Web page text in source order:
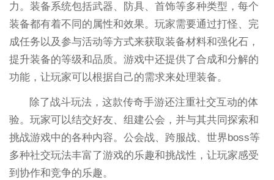
力。装备系统包括武器、防具、首饰等多种类型，每个
装备都有着不同的属性和效果。玩家需要通过打怪、完
成任务以及参与活动等方式来获取装备材料和强化石，
提升装备的等级和品质。游戏中还提供了合成和分解的
功能，让玩家可以根据自己的需求来处理装备。
除了战斗玩法，这款传奇手游还注重社交互动的体
验。玩家可以结交好友、组建公会，并与其共同探索和
挑战游戏中的各种内容。公会战、跨服战、世界boss等
多种社交玩法丰富了游戏的乐趣和挑战性，让玩家感受
到协作和竞争的乐趣。